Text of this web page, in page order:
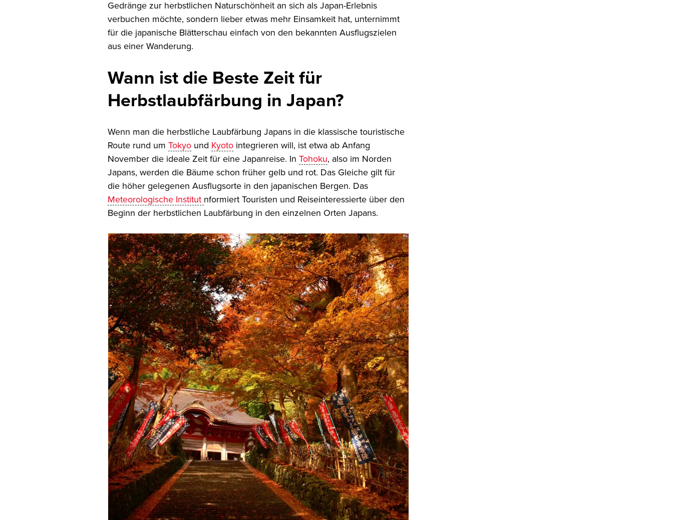
Gedränge zur herbstlichen Naturschönheit an sich als Japan-Erlebnis
verbuchen möchte, sondern lieber etwas mehr Einsamkeit hat, unternimmt
für die japanische Blätterschau einfach von den bekannten Ausflugszielen
aus einer Wanderung.
Wann ist die Beste Zeit für
Herbstlaubfärbung in Japan?
Wenn man die herbstliche Laubfärbung Japans in die klassische touristische
Route rund um Tokyound Kyotointegrieren will, ist etwa ab Anfang
November die ideale Zeit für eine Japanreise. In Tohoku, also im Norden
Japans, werden die Bäume schon früher gelb und rot. Das Gleiche gilt für
die höher gelegenen Ausflugsorte in den japanischen Bergen. Das
Meteorologische Institut nformiert Touristen und Reiseinteressierte über den
Beginn der herbstlichen Laubfärbung in den einzelnen Orten Japans.